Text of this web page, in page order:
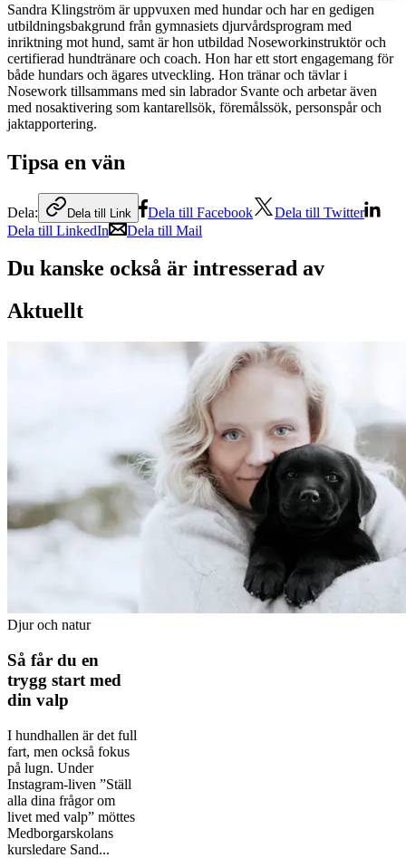
Sandra Klingström är uppvuxen med hundar och har en gedigen
utbildningsbakgrund från gymnasiets djurvårdsprogram med
inriktning mot hund, samt är hon utbildad Noseworkinstruktör och
certifierad hundtränare och coach. Hon har ett stort engagemang för
både hundars och ägares utveckling. Hon tränar och tävlar i
Nosework tillsammans med sin labrador Svante och arbetar även
med nosaktivering som kantarellsök, föremålssök, personspår och
jaktapportering.
Tipsa en vän
Dela: Dela till Link Dela till Facebook
Dela till Twitter
Dela till LinkedIn
Dela till Mail
Du kanske också är intresserad av
Aktuellt
Djur och natur
Så får du en
trygg start med
din valp
I hundhallen är det full
fart, men också fokus
på lugn. Under
Instagram-liven ”Ställ
alla dina frågor om
livet med valp” möttes
Medborgarskolans
kursledare Sand...